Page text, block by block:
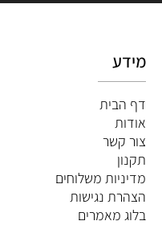
מידע
דף הבית
אודות
צור קשר
תקנון
מדיניות משלוחים
הצהרת נגישות
בלוג מאמרים